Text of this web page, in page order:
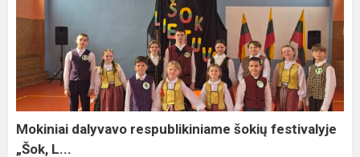
dalyvavo
respublikiniame
šokių
festivalyje
„Šok,
L...
Mokiniai dalyvavo respublikiniame šokių festivalyje
„Šok, L...